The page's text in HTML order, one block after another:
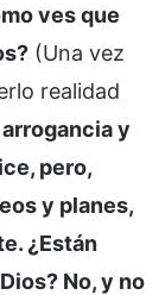
ves que
(Una vez
realidad
y
pero,
y planes,
¿Están
No, y no